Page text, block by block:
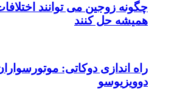
چگونه زوجین می توانند
همیشه حل کنند
راه اندازی دوکاتی:
دوویزیوسو